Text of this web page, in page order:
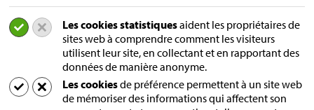
Les cookies statistiquesaident les propriétaires de
sites web à comprendre comment les visiteurs
utilisent leur site, en collectant et en rapportant des
données de manière anonyme.
Les cookiesde préférence permettent à un site web
de mémoriser des informations qui affectent son
EMPLACEMENTS
Sampers Logistics BV P/A Euroblock
A. van Leeuwenhoekstraat 9
5916 PD Venlo
les Pays-Bas